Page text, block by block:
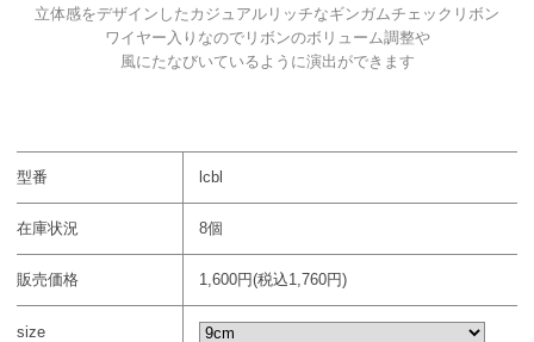
立体感をデザインしたカジュアルリッチなギンガムチェックリボン
ワイヤー入りなのでリボンのボリューム調整や
風にたなびいているように演出ができます
型番 lcbl
在庫状況 8個
販売価格 1,600円(税込1,760円)
size